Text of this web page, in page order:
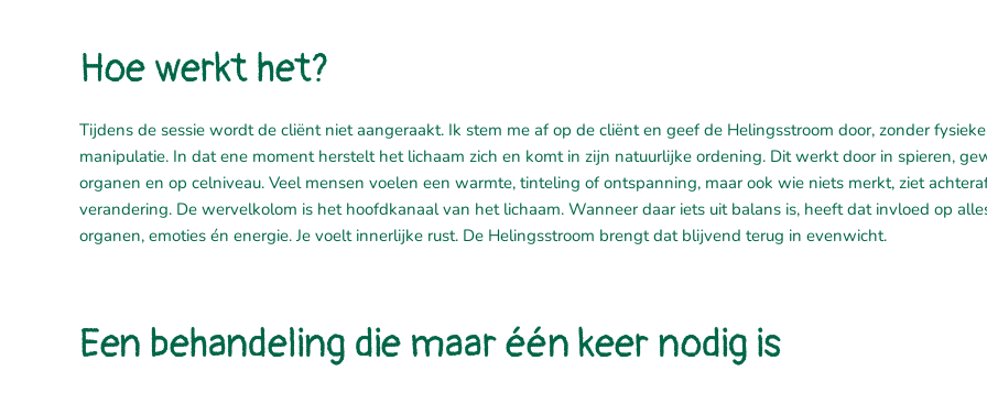
Hoe werkt het?
Tijdens de sessie wordt de cliënt niet aangeraakt. Ik stem me af op de cliënt en geef de Helingsstroom door, zonder fysieke
manipulatie. In dat ene moment herstelt het lichaam zich en komt in zijn natuurlijke ordening. Dit werkt door in spieren,
organen en op celniveau. Veel mensen voelen een warmte, tinteling of ontspanning, maar ook wie niets merkt, ziet
verandering. De wervelkolom is het hoofdkanaal van het lichaam. Wanneer daar iets uit balans is, heeft dat invloed op
organen, emoties én energie. Je voelt innerlijke rust. De Helingsstroom brengt dat blijvend terug in evenwicht.
Een behandeling die maar één keer nodig is